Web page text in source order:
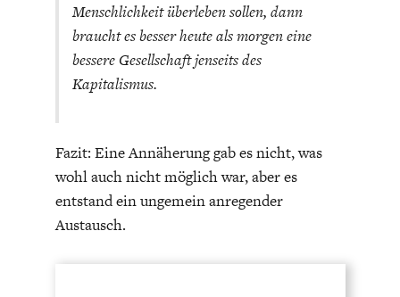
Menschlichkeit überleben sollen, dann
braucht es besser heute als morgen eine
bessere Gesellschaft jenseits des
Kapitalismus.
Fazit: Eine Annäherung gab es nicht, was
wohl auch nicht möglich war, aber es
entstand ein ungemein anregender
Austausch.